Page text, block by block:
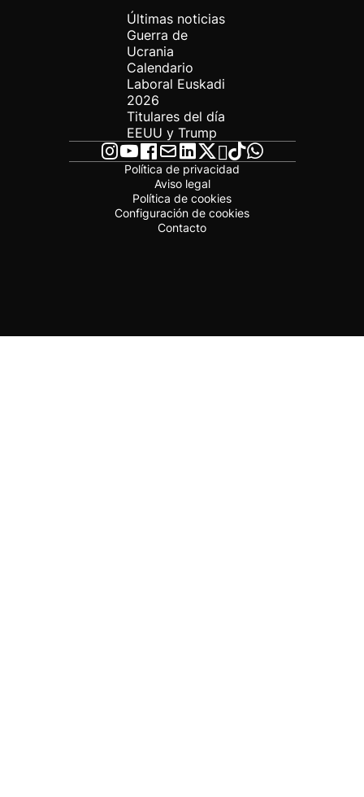
Últimas noticias
Guerra de
Ucrania
Calendario
Laboral Euskadi
2026
Titulares del día
EEUU y Trump
Política de privacidad
Aviso legal
Política de cookies
Configuración de cookies
Contacto